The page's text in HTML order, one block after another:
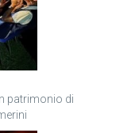
patrimonio di